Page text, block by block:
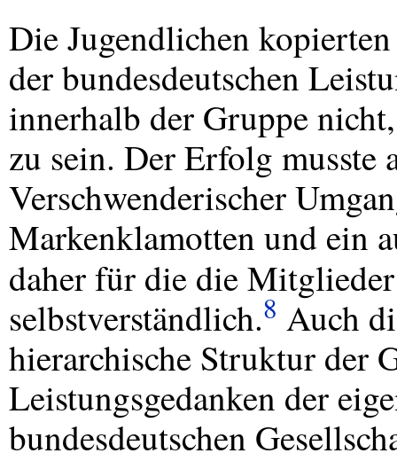
Die Jugendlichen
der bundesdeutschen
innerhalb der Gruppe
zu sein. Der Erfolg musste
Verschwenderischer
Markenklamotten und ein
daher für die die
selbstverständlich.8 Auch
hierarchische Struktur der
Leistungsgedanken der
bundesdeutschen